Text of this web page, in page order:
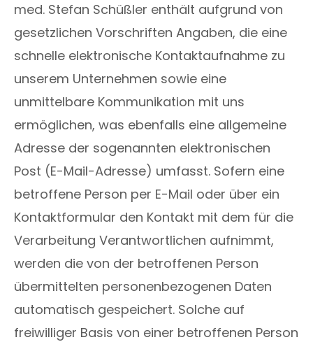
med. Stefan Schüßler enthält aufgrund von
gesetzlichen Vorschriften Angaben, die eine
schnelle elektronische Kontaktaufnahme zu
unserem Unternehmen sowie eine
unmittelbare Kommunikation mit uns
ermöglichen, was ebenfalls eine allgemeine
Adresse der sogenannten elektronischen
Post (E-Mail-Adresse) umfasst. Sofern eine
betroffene Person per E-Mail oder über ein
Kontaktformular den Kontakt mit dem für die
Verarbeitung Verantwortlichen aufnimmt,
werden die von der betroffenen Person
übermittelten personenbezogenen Daten
automatisch gespeichert. Solche auf
freiwilliger Basis von einer betroffenen Person